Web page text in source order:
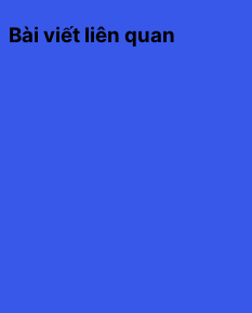
Bài viết liên quan